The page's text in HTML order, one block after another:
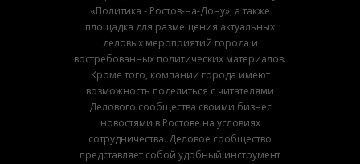
«Политика - Ростов-на-Дону», а также
площадка для размещения актуальных
деловых мероприятий города и
востребованных политических материалов.
Кроме того, компании города имеют
возможность поделиться с читателями
Делового сообщества своими бизнес
новостями в Ростове на условиях
сотрудничества. Деловое сообщество
представляет собой удобный инструмент